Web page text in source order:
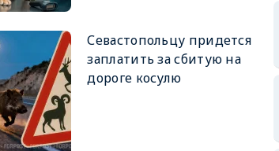
Севастопольцу придется
заплатить за сбитую на
дороге косулю